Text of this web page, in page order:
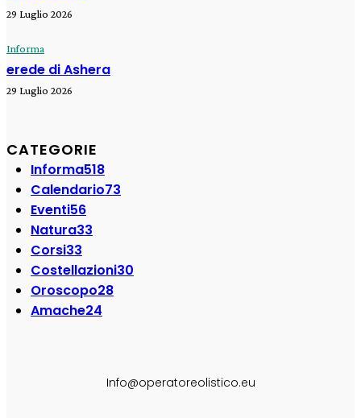
29 Luglio 2026
Informa
erede di Ashera
29 Luglio 2026
CATEGORIE
Informa518
Calendario73
Eventi56
Natura33
Corsi33
Costellazioni30
Oroscopo28
Amache24
Info@operatoreolistico.eu